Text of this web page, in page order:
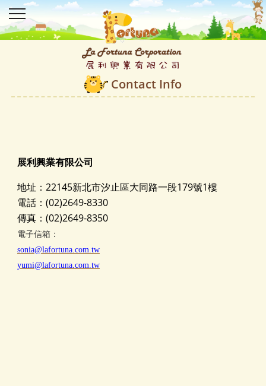
Contact Info
展利興業有限公司
地址：22145新北市汐止區大同路一段179號1樓
電話：(02)2649-8330
傳真：(02)2649-8350
電子信箱：
sonia@lafortuna.com.tw
yumi@lafortuna.com.tw